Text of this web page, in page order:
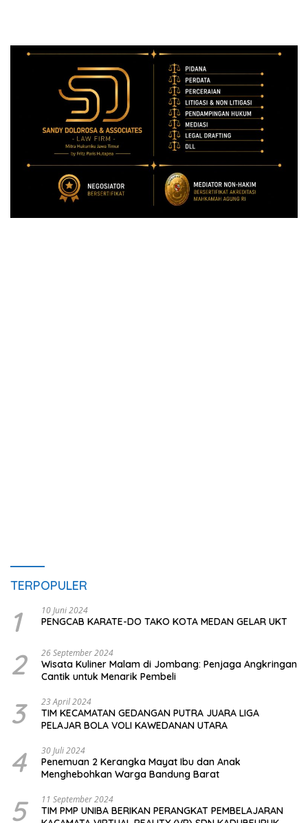
TERPOPULER
1 10 Juni 2024
PENGCAB KARATE-DO TAKO KOTA MEDAN GELAR UKT
2 26 September 2024
Wisata Kuliner Malam di Jombang: Penjaga Angkringan
Cantik untuk Menarik Pembeli
3 23 April 2024
TIM KECAMATAN GEDANGAN PUTRA JUARA LIGA
PELAJAR BOLA VOLI KAWEDANAN UTARA
4 30 Juli 2024
Penemuan 2 Kerangka Mayat Ibu dan Anak
Menghebohkan Warga Bandung Barat
5 11 September 2024
TIM PMP UNIBA BERIKAN PERANGKAT PEMBELAJARAN